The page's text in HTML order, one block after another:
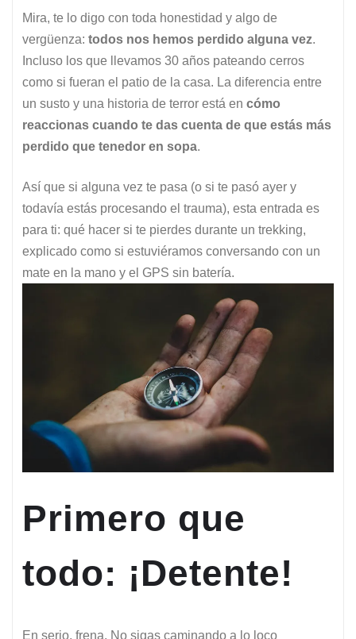
Mira, te lo digo con toda honestidad y algo de
vergüenza: todos nos hemos perdido alguna vez.
Incluso los que llevamos 30 años pateando cerros
como si fueran el patio de la casa. La diferencia entre
un susto y una historia de terror está en cómo
reaccionas cuando te das cuenta de que estás más
perdido que tenedor en sopa.
Así que si alguna vez te pasa (o si te pasó ayer y
todavía estás procesando el trauma), esta entrada es
para ti: qué hacer si te pierdes durante un trekking,
explicado como si estuviéramos conversando con un
mate en la mano y el GPS sin batería.
Primero que
todo: ¡Detente!
En serio, frena. No sigas caminando a lo loco